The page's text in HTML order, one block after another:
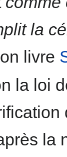
la
livre
la loi
la